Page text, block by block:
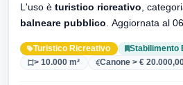
L'uso è turistico ricreativo ,
balneare pubblico
Turistico Ricreativo
Stabilimento
> 10.000 m²
Canone > €